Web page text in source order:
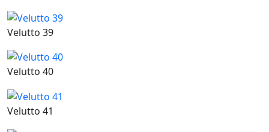
Velutto 39
Velutto 40
Velutto 41